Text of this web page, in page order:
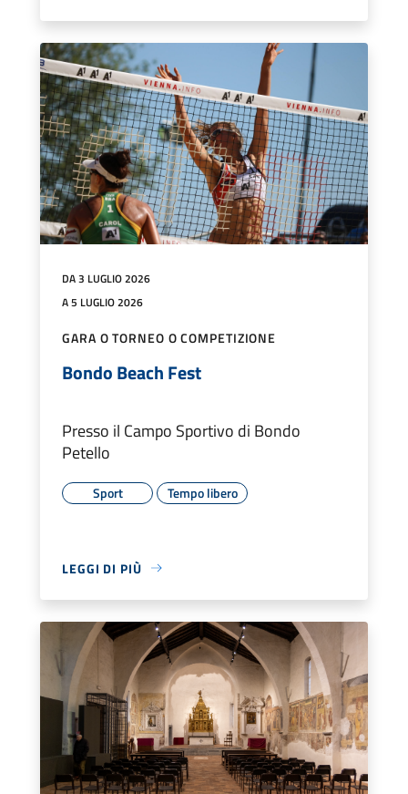
DA 3 LUGLIO 2026
A 5 LUGLIO 2026
GARA O TORNEO O COMPETIZIONE
Bondo Beach Fest
Presso il Campo Sportivo di Bondo
Petello
Sport Tempo libero
LEGGI DI PIÙ